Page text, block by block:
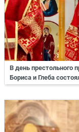
В день престольного
Бориса и Глеба